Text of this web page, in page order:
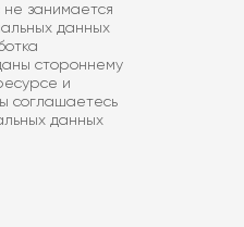
занимается
данных
стороннему
и
соглашаетесь
данных